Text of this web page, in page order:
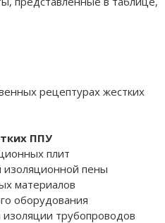
рецептурах жестких
ППУ
плит
изоляционной пены
материалов
оборудования
изоляции трубопроводов